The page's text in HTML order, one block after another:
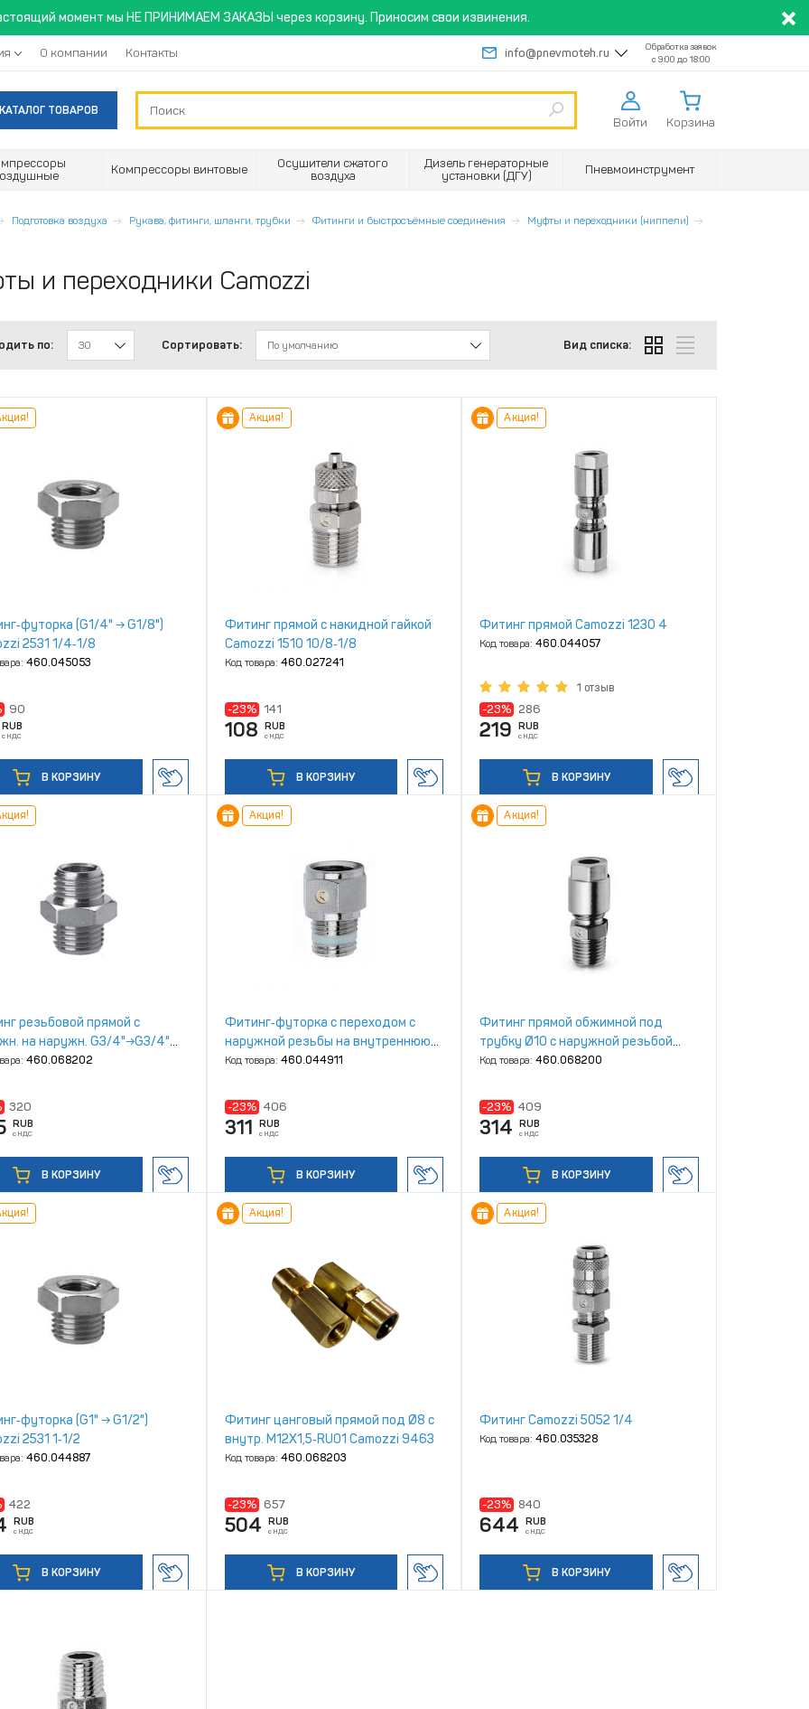
момент мы НЕ ПРИНИМАЕМ ЗАКАЗЫ через корзину. Приносим свои извинения.
О компании Контакты info@pnevmoteh.ru
Обработка заявок
с 9:00 до 18:00
КАТАЛОГ ТОВАРОВ
Войти Корзина
Компрессоры винтовые
Осушители сжатого
воздуха
Дизель генераторные
установки (ДГУ)
Пневмоинструмент
Подготовка воздуха Рукава, фитинги, шланги, трубки Фитинги и быстросъёмные соединения Муфты и переходники (ниппели)
и переходники Camozzi
по: 30 Сортировать: По умолчанию Вид списка:
(G1/4" → G1/8")
2531 1/4‑1/8
460.045053
90
RUB
с НДС
В КОРЗИНУ
Акция!
Фитинг прямой с накидной гайкой
Camozzi 1510 10/8‑1/8
Код товара: 460.027241
-23% 141
108 RUB
с НДС
В КОРЗИНУ
Акция!
Фитинг прямой Camozzi 1230 4
Код товара:460.044057
1 отзыв
-23% 286
219 RUB
с НДС
В КОРЗИНУ
резьбовой прямой с
на наружн. G3/4"→G3/4"
Camozzi 2501 3/4
460.068202
320
RUB
с НДС
В КОРЗИНУ
Акция!
Фитинг‑футорка с переходом с
наружной резьбы на внутреннюю
R1/2"→G1/2" (Ni+La) Camozzi 2520
Код товара: 460.044911
-23% 406
311 RUB
с НДС
В КОРЗИНУ
Акция!
Фитинг прямой обжимной под
трубку Ø10 с наружной резьбой
R1/4" Camozzi 1050 10‑1/4
Код товара:460.068200
-23% 409
314 RUB
с НДС
В КОРЗИНУ
(G1" → G1/2")
2531 1‑1/2
460.044887
422
RUB
с НДС
В КОРЗИНУ
Акция!
Фитинг цанговый прямой под Ø8 с
внутр. M12X1,5‑RU01 Camozzi 9463
Код товара: 460.068203
-23% 657
504 RUB
с НДС
В КОРЗИНУ
Акция!
Фитинг Camozzi 5052 1/4
Код товара:460.035328
-23% 840
644 RUB
с НДС
В КОРЗИНУ